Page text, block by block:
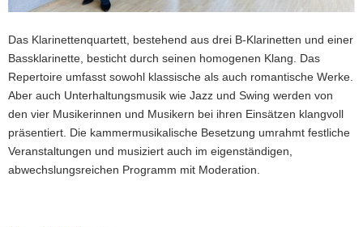
Das Klarinettenquartett, bestehend aus drei B-Klarinetten und einer
Bassklarinette, besticht durch seinen homogenen Klang. Das
Repertoire umfasst sowohl klassische als auch romantische Werke.
Aber auch Unterhaltungsmusik wie Jazz und Swing werden von
den vier Musikerinnen und Musikern bei ihren Einsätzen klangvoll
präsentiert. Die kammermusikalische Besetzung umrahmt festliche
Veranstaltungen und musiziert auch im eigenständigen,
abwechslungsreichen Programm mit Moderation.